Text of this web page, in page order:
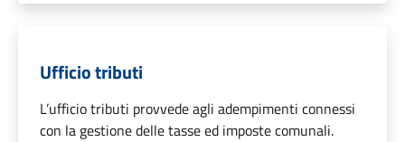
Ufficio tributi
L’ufficio tributi provvede agli adempimenti connessi
con la gestione delle tasse ed imposte comunali.